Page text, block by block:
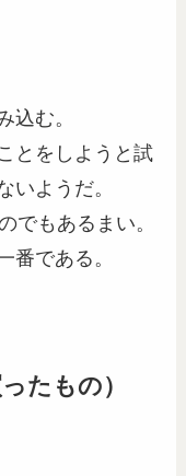
込む。
とをしようと試
いようだ。
でもあるまい。
である。
たもの）